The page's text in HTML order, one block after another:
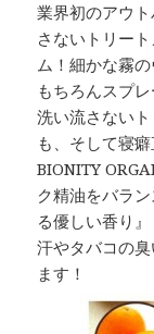
業界初のアウ
さないトリー
ム！細かな霧
もちろんスプ
洗い流さない
も、そして寝
BIONITY
ク精油をバラ
る優しい香り』
汗やタバコの
ます！